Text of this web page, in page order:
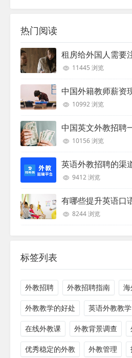
热门阅读
租房给外国人需要
11445 浏览
10992 浏览
中国英文外教招聘
10156 浏览
英语外教招聘的渠
9412 浏览
有哪些提升英语口
8244 浏览
标签列表
外教招聘 外教招聘指南
外教教学的好处 英语外教教学
在线外教课 外教背景调查
优秀稳定的外教 外教管理